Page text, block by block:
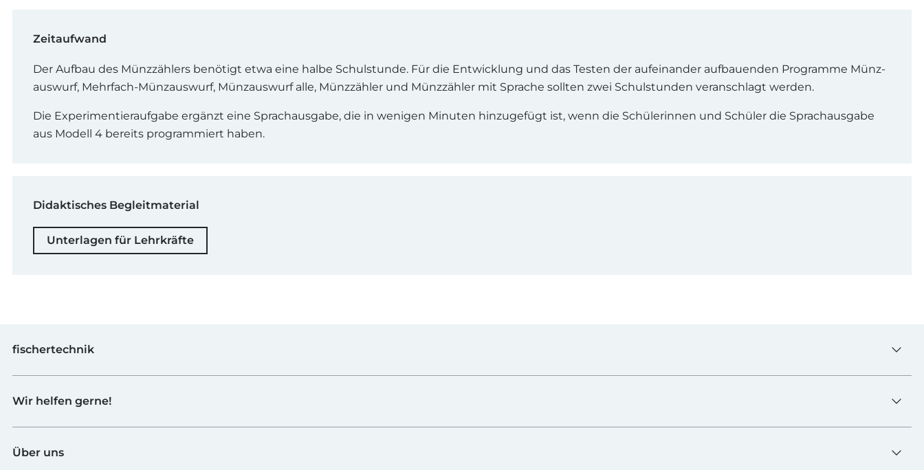
Zeitaufwand
Der Aufbau des Münzzählers benötigt etwa eine halbe Schulstunde. Für die Entwicklung und das Testen der aufeinander aufbauenden Programme Münz-
auswurf, Mehrfach-Münzauswurf, Münzauswurf alle, Münzzähler und Münzzähler mit Sprache sollten zwei Schulstunden veranschlagt werden.
Die Experimentieraufgabe ergänzt eine Sprachausgabe, die in wenigen Minuten hinzugefügt ist, wenn die Schülerinnen und Schüler die Sprachausgabe
aus Modell 4 bereits programmiert haben.
Didaktisches Begleitmaterial
Unterlagen für Lehrkräfte
fischertechnik
Schulen
Industrie & Hochschulen
fischerTiP
Wir helfen gerne!
Zur Lieferantenseite
Über uns